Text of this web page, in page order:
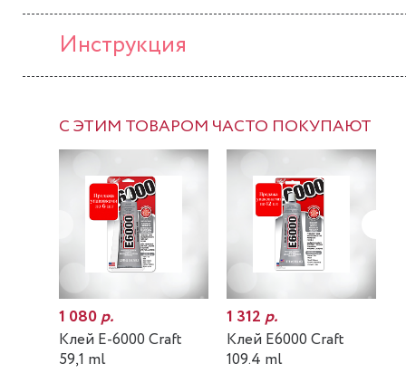
Инструкция
С ЭТИМ ТОВАРОМ ЧАСТО ПОКУПАЮТ
1 080р.
Клей E-6000 Craft
59,1 ml
1 312р.
Клей E6000 Craft
109.4 ml